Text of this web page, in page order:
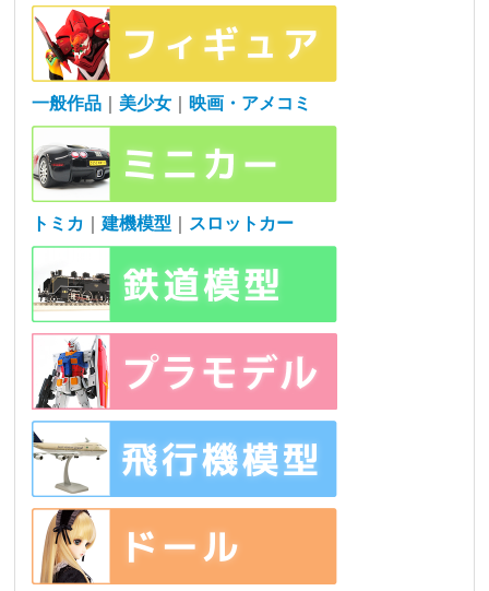
一般作品 美少女 映画・アメコミ
トミカ ｜建機模型 スロットカー